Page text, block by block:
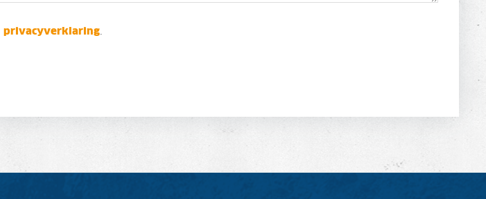
privacyverklaring.